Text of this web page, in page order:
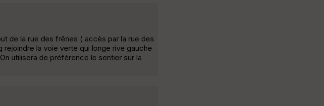
de la rue des frênes ( accès par la rue des
la voie verte qui longe rive gauche
utilisera de préférence le sentier sur la